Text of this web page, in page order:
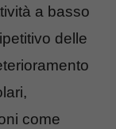
a basso
delle
come